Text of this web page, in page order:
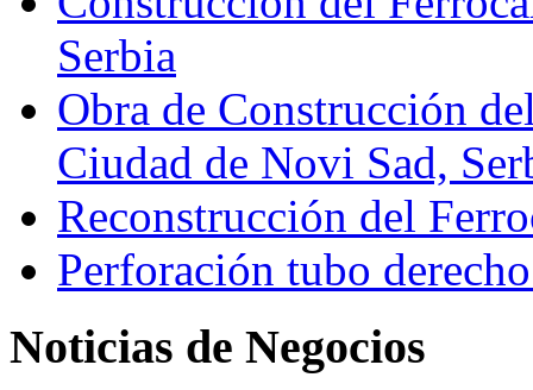
Serbia
Obra de Construcción
Ciudad de Novi Sad,
Reconstrucción del
Perforación tubo
Noticias de Negocios